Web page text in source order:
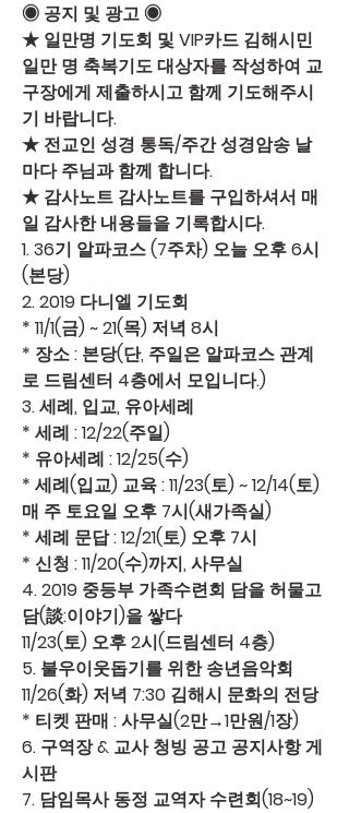
◉ 공지 및 광고 ◉
★ 일만명 기도회 및 VIP카드 김해시민
일만 명 축복기도 대상자를 작성하여 교
구장에게 제출하시고 함께 기도해주시
기 바랍니다.
★ 전교인 성경 통독/주간 성경암송 날
마다 주님과 함께 합니다.
★ 감사노트 감사노트를 구입하셔서 매
일 감사한 내용들을 기록합시다.
1. 36기 알파코스 (7주차) 오늘 오후 6시
(본당)
2. 2019 다니엘 기도회
* 11/1(금) ~ 21(목) 저녁 8시
* 장소 : 본당(단, 주일은 알파코스 관계
로 드림센터 4층에서 모입니다.)
3. 세례, 입교, 유아세례
* 세례 : 12/22(주일)
* 유아세례 : 12/25(수)
* 세례(입교) 교육 : 11/23(토) ~ 12/14(토)
매 주 토요일 오후 7시(새가족실)
* 세례 문답 : 12/21(토) 오후 7시
* 신청 : 11/20(수)까지, 사무실
4. 2019 중등부 가족수련회 담을 허물고
담(談:이야기)을 쌓다
11/23(토) 오후 2시(드림센터 4층)
5.
11/26(화) 저녁 7:30 김해시 문화의 전당
* 티켓 판매 : 사무실(2만→1만원/1장)
6. 구역장 & 교사 청빙 공고 공지사항 게
시판
7. 담임목사 동정 교역자 수련회(18~19)